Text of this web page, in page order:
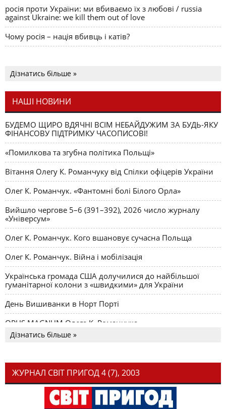
росія проти України: ми вбиваємо їх з любові / russia
against Ukraine: we kill them out of love
Чому росія – нація вбивць і катів?
Дізнатись більше »
НАШІ НОВИНИ
БУДЕМО ЩИРО ВДЯЧНІ ВСІМ НЕБАЙДУЖИМ ЗА БУДЬ-ЯКУ
ФІНАНСОВУ ПІДТРИМКУ ЧАСОПИСОВІ!
«Помилкова та згубна політика Польщі»
Вітання Олегу К. Романчуку від Спілки офіцерів України
Олег К. Романчук. «Фантомні болі Білого Орла»
Вийшло чергове 5–6 (391–392), 2026 число журналу
«Універсум»
Олег К. Романчук. Кого вшановує сучасна Польща
Олег К. Романчук. Війна і мобілізація
Українська громада США долучилися до найбільшої
гуманітарної колони з «швидкими» для України
День Вишиванки в Норт Порті
OPUS MAGNUM Олега К. Романчука
Дізнатись більше »
ЖУРНАЛ СВІТ ПРИГОД 4 (7), 2003